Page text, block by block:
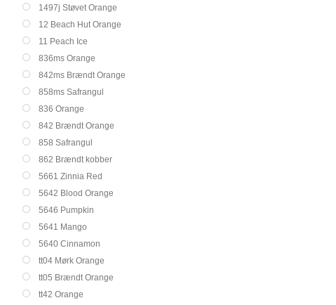
1497j Støvet Orange
12 Beach Hut Orange
11 Peach Ice
836ms Orange
842ms Brændt Orange
858ms Safrangul
836 Orange
842 Brændt Orange
858 Safrangul
862 Brændt kobber
5661 Zinnia Red
5642 Blood Orange
5646 Pumpkin
5641 Mango
5640 Cinnamon
tt04 Mørk Orange
tt05 Brændt Orange
tt42 Orange